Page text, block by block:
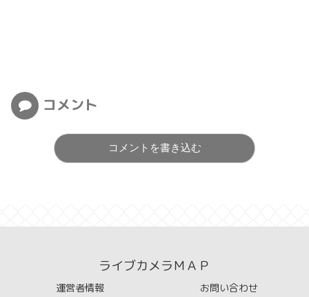
コメント
コメントを書き込む
ライブカメラＭＡＰ
運営者情報
お問い合わせ